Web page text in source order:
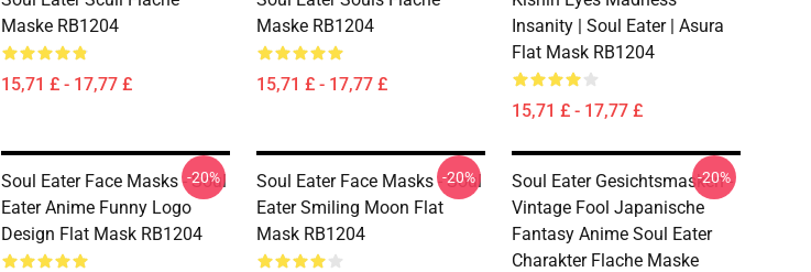
Maske RB1204
15,71 £ - 17,77 £
Maske RB1204
15,71 £ - 17,77 £
Insanity | Soul Eater | Asura
Flat Mask RB1204
15,71 £ - 17,77 £
Soul Eater Face Masks - Soul
Eater Anime Funny Logo
Design Flat Mask RB1204
-20%
Soul Eater Face Masks - Soul
Eater Smiling Moon Flat
Mask RB1204
-20%
Soul Eater Gesichtsmasken -
Vintage Fool Japanische
Fantasy Anime Soul Eater
Charakter Flache Maske
-20%